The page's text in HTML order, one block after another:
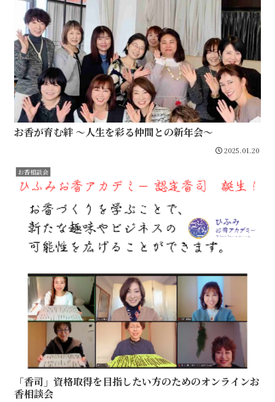
お香が育む絆 ～人生を彩る仲間との新年会～
2025.01.20
お香相談会
「香司」資格取得を目指したい方のためのオンラインお
香相談会